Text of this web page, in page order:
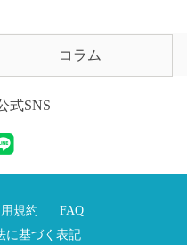
コラム
式SNS
規約
FAQ
に基づく表記